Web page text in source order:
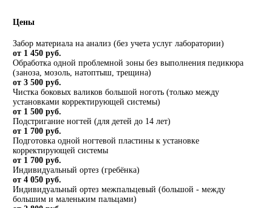
Цены
Забор материала на анализ (без учета услуг лаборатории)
от 1 450 руб.
Обработка одной проблемной зоны без выполнения педикюра
(заноза, мозоль, натоптыш, трещина)
от 3 500 руб.
Чистка боковых валиков большой ноготь (только между
установками корректирующей системы)
от 1 500 руб.
Подстригание ногтей (для детей до 14 лет)
от 1 700 руб.
Подготовка одной ногтевой пластины к установке
корректирующей системы
от 1 700 руб.
Индивидуальный ортез (гребёнка)
от 4 050 руб.
Индивидуальный ортез межпальцевый (большой - между
большим и маленьким пальцами)